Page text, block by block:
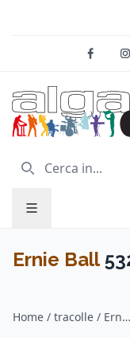
Ernie Ball
Home / tracolle / Ernie Ball